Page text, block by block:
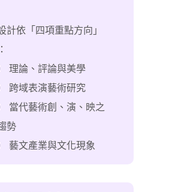
計依「四項重點方向」
理論、評論與美學
跨域表演藝術研究
當代藝術創、演、映之
勢
藝文產業與文化現象